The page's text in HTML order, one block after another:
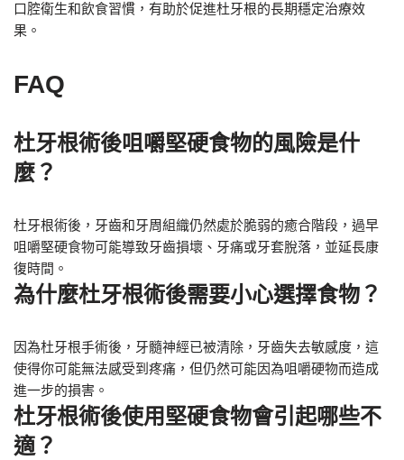
口腔衛生和飲食習慣，有助於促進杜牙根的長期穩定治療效
果。
FAQ
杜牙根術後咀嚼堅硬食物的風險是什
麼？
杜牙根術後，牙齒和牙周組織仍然處於脆弱的癒合階段，過早
咀嚼堅硬食物可能導致牙齒損壞、牙痛或牙套脫落，並延長康
復時間。
為什麼杜牙根術後需要小心選擇食物？
因為杜牙根手術後，牙髓神經已被清除，牙齒失去敏感度，這
使得你可能無法感受到疼痛，但仍然可能因為咀嚼硬物而造成
進一步的損害。
杜牙根術後使用堅硬食物會引起哪些不
適？